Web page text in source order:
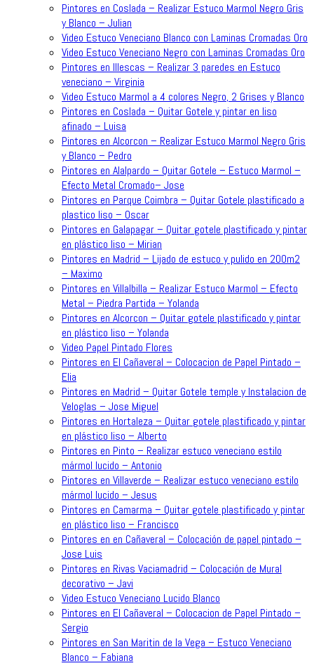
Pintores en Coslada – Realizar Estuco Marmol Negro Gris
y Blanco – Julian
Video Estuco Veneciano Blanco con Laminas Cromadas Oro
Video Estuco Veneciano Negro con Laminas Cromadas Oro
Pintores en Illescas – Realizar 3 paredes en Estuco
veneciano – Virginia
Video Estuco Marmol a 4 colores Negro, 2 Grises y Blanco
Pintores en Coslada – Quitar Gotele y pintar en liso
afinado – Luisa
Pintores en Alcorcon – Realizar Estuco Marmol Negro Gris
y Blanco – Pedro
Pintores en Alalpardo – Quitar Gotele – Estuco Marmol –
Efecto Metal Cromado– Jose
Pintores en Parque Coimbra – Quitar Gotele plastificado a
plastico liso – Oscar
Pintores en Galapagar – Quitar gotele plastificado y pintar
en plástico liso – Mirian
Pintores en Madrid – Lijado de estuco y pulido en 200m2
– Maximo
Pintores en Villalbilla – Realizar Estuco Marmol – Efecto
Metal – Piedra Partida – Yolanda
Pintores en Alcorcon – Quitar gotele plastificado y pintar
en plástico liso – Yolanda
Video Papel Pintado Flores
Pintores en El Cañaveral – Colocacion de Papel Pintado –
Elia
Pintores en Madrid – Quitar Gotele temple y Instalacion de
Veloglas – Jose Miguel
Pintores en Hortaleza – Quitar gotele plastificado y pintar
en plástico liso – Alberto
Pintores en Pinto – Realizar estuco veneciano estilo
mármol lucido – Antonio
Pintores en Villaverde – Realizar estuco veneciano estilo
mármol lucido – Jesus
Pintores en Camarma – Quitar gotele plastificado y pintar
en plástico liso – Francisco
Pintores en en Cañaveral – Colocación de papel pintado –
Jose Luis
Pintores en Rivas Vaciamadrid – Colocación de Mural
decorativo – Javi
Video Estuco Veneciano Lucido Blanco
Pintores en El Cañaveral – Colocacion de Papel Pintado –
Sergio
Pintores en San Maritin de la Vega – Estuco Veneciano
Blanco – Fabiana